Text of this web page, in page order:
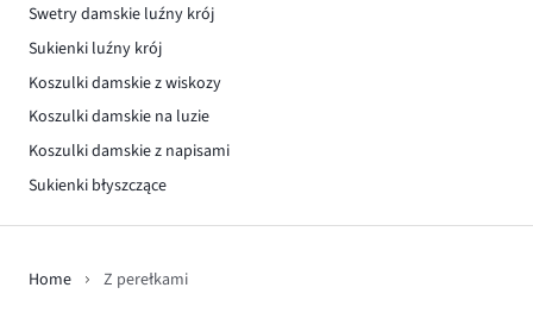
Swetry damskie luźny krój
Sukienki luźny krój
Koszulki damskie z wiskozy
Koszulki damskie na luzie
Koszulki damskie z napisami
Sukienki błyszczące
Home Z perełkami